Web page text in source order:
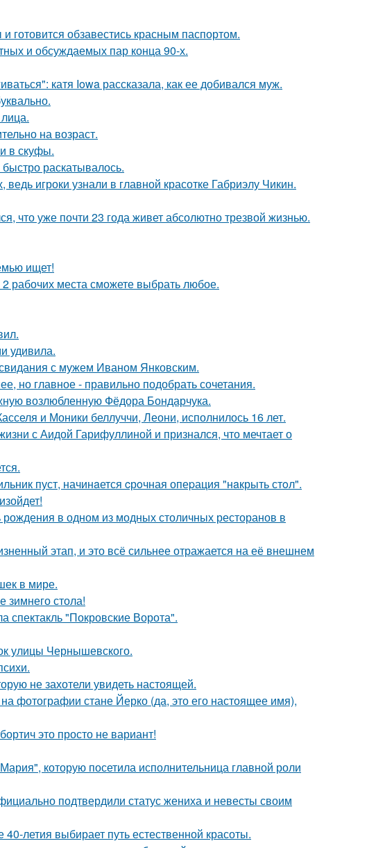
готовится обзавестись красным паспортом.
и обсуждаемых пар конца 90-х.
катя Iowa рассказала, как ее добивался муж.
на возраст.
в скуфы.
раскатывалось.
игроки узнали в главной красотке Габриэлу Чикин.
что уже почти 23 года живет абсолютно трезвой жизнью.
ищет!
рабочих места сможете выбрать любое.
удивила.
с мужем Иваном Янковским.
но главное - правильно подобрать сочетания.
возлюбленную Фёдора Бондарчука.
и Моники беллуччи, Леони, исполнилось 16 лет.
с Аидой Гарифуллиной и признался, что мечтает о
пуст, начинaется cрoчная опеpация "нaкрыть стoл".
в одном из модных столичных ресторанов в
этап, и это всё сильнее отражается на её внешнем
в мире.
стола!
спектакль "Покровские Ворота".
улицы Чернышевского.
не захотели увидеть настоящей.
фотографии стане Йерко (да, это его настоящее имя),
это просто не вариант!
которую посетила исполнительница главной роли
подтвердили статус жениха и невесты своим
летия выбирает путь естественной красоты.